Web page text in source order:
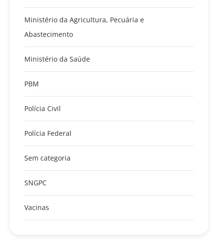
Ministério da Agricultura, Pecuária e
Abastecimento
Ministério da Saúde
PBM
Polícia Civil
Polícia Federal
Sem categoria
SNGPC
Vacinas